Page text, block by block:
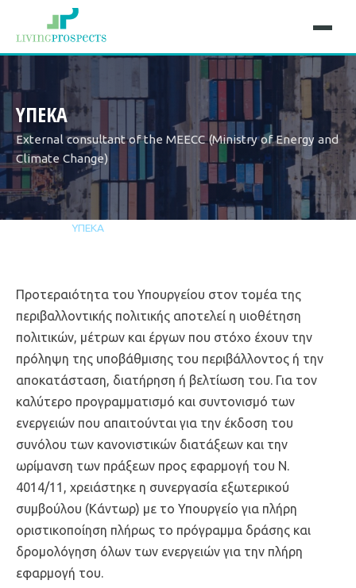
ΥΠΕΚΑ
Εxternal consultant of the MEECC (Ministry of Energy and
Climate Change)
ΥΠΕΚΑ
Προτεραιότητα του Υπουργείου στον τομέα της
περιβαλλοντικής πολιτικής αποτελεί η υιοθέτηση
πολιτικών, μέτρων και έργων που στόχο έχουν την
πρόληψη της υποβάθμισης του περιβάλλοντος ή την
αποκατάσταση, διατήρηση ή βελτίωση του. Για τον
καλύτερο προγραμματισμό και συντονισμό των
ενεργειών που απαιτούνται για την έκδοση του
συνόλου των κανονιστικών διατάξεων και την
ωρίμανση των πράξεων προς εφαρμογή του Ν.
4014/11, χρειάστηκε η συνεργασία εξωτερικού
συμβούλου (Κάντωρ) με το Υπουργείο για πλήρη
οριστικοποίηση πλήρως το πρόγραμμα δράσης και
δρομολόγηση όλων των ενεργειών για την πλήρη
εφαρμογή του.